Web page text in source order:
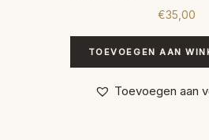
€35,00
TOEVOEGEN AAN
Toevoegen aan